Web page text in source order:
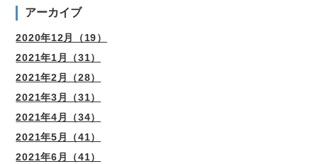
アーカイブ
2020年12月（19）
2021年1月（31）
2021年2月（28）
2021年3月（31）
2021年4月（34）
2021年5月（41）
2021年6月（41）